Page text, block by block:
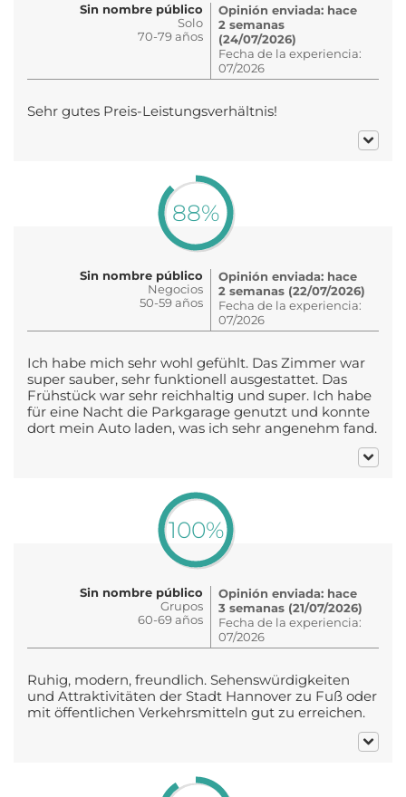
Sin nombre público
Solo
70-79 años
Opinión enviada: hace
2 semanas
(24/07/2026)
Fecha de la experiencia:
07/2026
Sehr gutes Preis-Leistungsverhältnis!
88%
Sin nombre público
Negocios
50-59 años
Opinión enviada: hace
2 semanas (22/07/2026)
Fecha de la experiencia:
07/2026
Ich habe mich sehr wohl gefühlt. Das Zimmer war
super sauber, sehr funktionell ausgestattet. Das
Frühstück war sehr reichhaltig und super. Ich habe
für eine Nacht die Parkgarage genutzt und konnte
dort mein Auto laden, was ich sehr angenehm fand.
100%
Sin nombre público
Grupos
60-69 años
Opinión enviada: hace
3 semanas (21/07/2026)
Fecha de la experiencia:
07/2026
Ruhig, modern, freundlich. Sehenswürdigkeiten
und Attraktivitäten der Stadt Hannover zu Fuß oder
mit öffentlichen Verkehrsmitteln gut zu erreichen.